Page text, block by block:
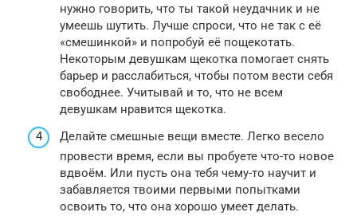
нужно говорить, что ты такой неудачник и не
умеешь шутить. Лучше спроси, что не так с её
«смешинкой» и попробуй её пощекотать.
Некоторым девушкам щекотка помогает снять
барьер и расслабиться, чтобы потом вести себя
свободнее. Учитывай и то, что не всем
девушкам нравится щекотка.
Делайте смешные вещи вместе. Легко весело
провести время, если вы пробуете что-то новое
вдвоём. Или пусть она тебя чему-то научит и
забавляется твоими первыми попытками
освоить то, что она хорошо умеет делать.